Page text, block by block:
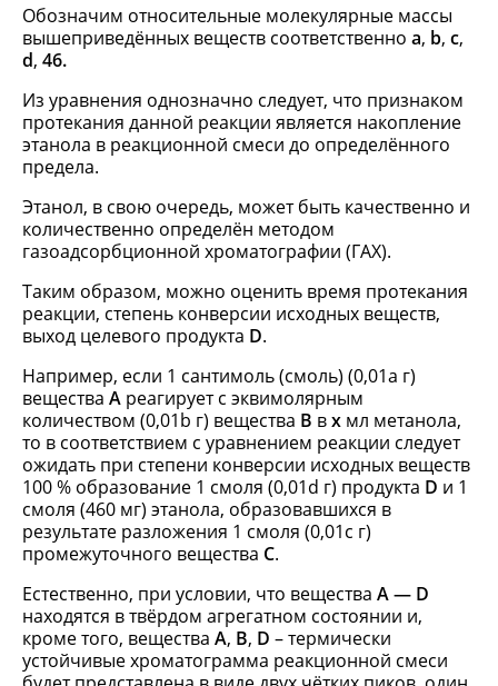
Обозначим относительные молекулярные массы
вышеприведённых веществ соответственно a, b, c,
d, 46.
Из уравнения однозначно следует, что признаком
протекания данной реакции является накопление
этанола в реакционной смеси до определённого
предела.
Этанол, в свою очередь, может быть качественно и
количественно определён методом
газоадсорбционной хроматографии (ГАХ).
Таким образом, можно оценить время протекания
реакции, степень конверсии исходных веществ,
выход целевого продукта D.
Например, если 1 сантимоль (смоль) (0,01a г)
вещества А реагирует с эквимолярным
количеством (0,01b г) вещества B вx мл метанола,
то в соответствием с уравнением реакции следует
ожидать при степени конверсии исходных веществ
100 % образование 1 смоля (0,01d г) продукта D и 1
смоля (460 мг) этанола, образовавшихся в
результате разложения 1 смоля (0,01с г)
промежуточного вещества С.
Естественно, при условии, что вещества А — D
находятся в твёрдом агрегатном состоянии и,
кроме того, вещества A, B, D – термически
устойчивые хроматограмма реакционной смеси